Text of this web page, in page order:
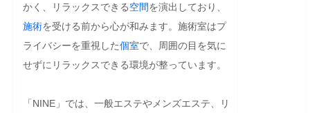
かく、リラックスできる空間を演出しており、
施術を受ける前から心が和みます。施術室はプ
ライバシーを重視した個室で、周囲の目を気に
せずにリラックスできる環境が整っています。
「NINE」では、一般エステやメンズエステ、リ